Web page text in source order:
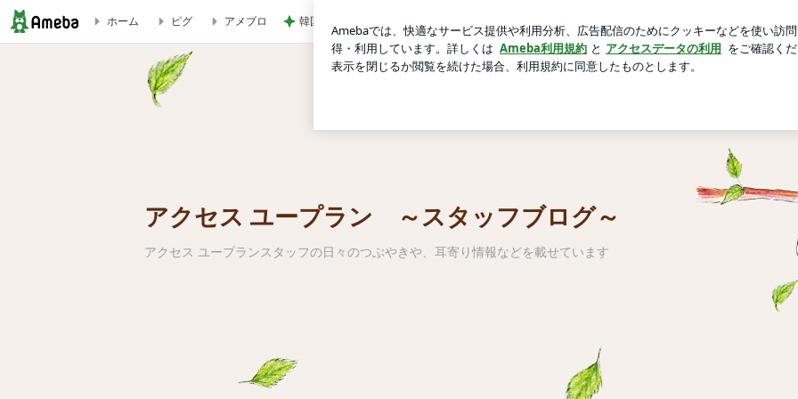
店舗お知らせ | アクセス ユープラン ～スタッフブログ～
ホーム ピグ アメブロ 韓国で完全にやってもーた感のお店
アクセス ユープラン ～スタッフブログ～
アクセス ユープランスタッフの日々のつぶやきや、耳寄り情報などを載せています